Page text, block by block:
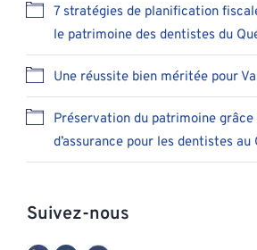
7 stratégies de planification
le patrimoine des dentistes du
Une réussite bien méritée pour
Préservation du patrimoine
d’assurance pour les dentistes au
Suivez-nous